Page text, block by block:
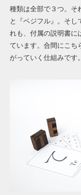
種類は全部で３つ。そ
と『ベジフル』。そし
れも、付属の説明書に
ています。合間にこち
がっていく仕組みです。